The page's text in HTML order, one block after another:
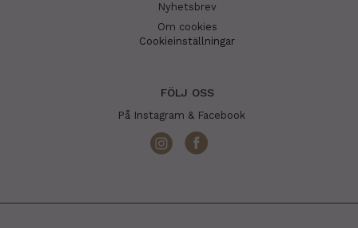
Nyhetsbrev
Om cookies
Cookieinställningar
FÖLJ OSS
På Instagram & Facebook